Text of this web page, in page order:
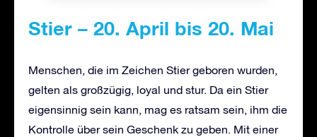
Stier – 20. April bis 20. Mai
Menschen, die im Zeichen Stier geboren wurden,
gelten als großzügig, loyal und stur. Da ein Stier
eigensinnig sein kann, mag es ratsam sein, ihm die
Kontrolle über sein Geschenk zu geben. Mit einer